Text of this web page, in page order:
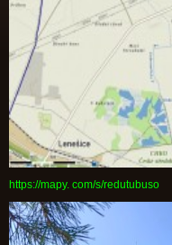
https://mapy. com/s/redutubuso